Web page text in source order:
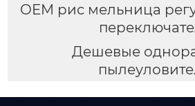
OEM рис мельница
Дешевые